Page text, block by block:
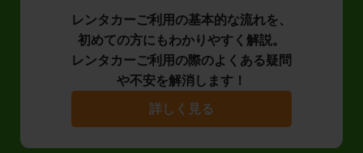
レンタカーご利用の基本的な流れを、
初めての方にもわかりやすく解説。
レンタカーご利用の際のよくある疑問
や不安を解消します！
詳しく見る